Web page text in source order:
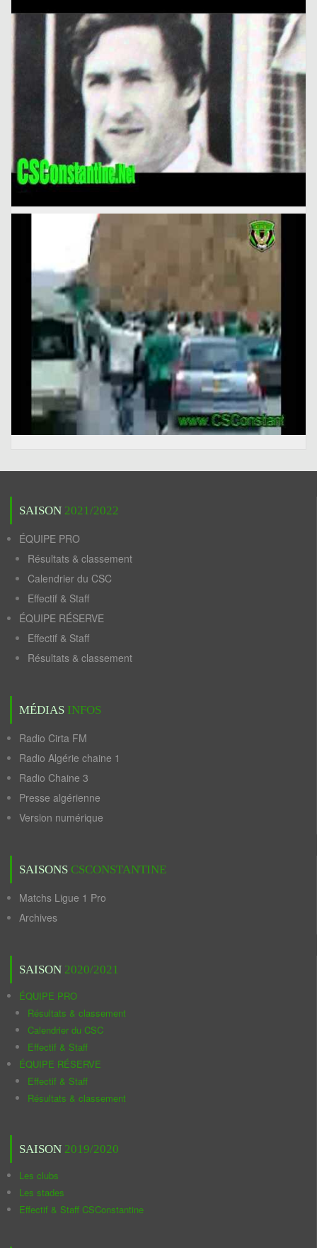
SAISON 2021/2022
ÉQUIPE PRO
Résultats & classement
Calendrier du CSC
Effectif & Staff
ÉQUIPE RÉSERVE
Effectif & Staff
Résultats & classement
MÉDIAS INFOS
Radio Cirta FM
Radio Algérie chaine 1
Radio Chaine 3
Presse algérienne
Version numérique
SAISONS CSCONSTANTINE
Matchs Ligue 1 Pro
Archives
SAISON 2020/2021
ÉQUIPE PRO
Résultats & classement
Calendrier du CSC
Effectif & Staff
ÉQUIPE RÉSERVE
Effectif & Staff
Résultats & classement
SAISON 2019/2020
Les clubs
Les stades
Effectif & Staff CSConstantine